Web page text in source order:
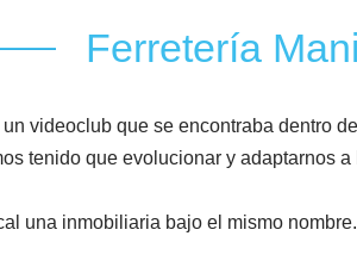
Ferretería
videoclub que se encontraba dentro
tenido que evolucionar y adaptarnos
una inmobiliaria bajo el mismo nombre.